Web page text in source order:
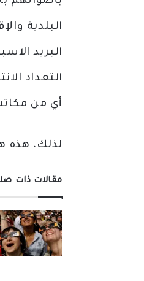
البريد
التعداد
أي من
لذلك، هذه
مقالات ذات